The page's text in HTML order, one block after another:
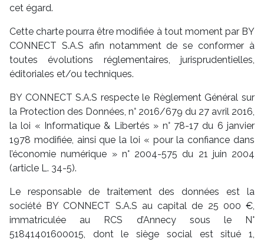
cet égard.
Cette charte pourra être modifiée à tout moment par BY
CONNECT S.A.S afin notamment de se conformer à
toutes évolutions réglementaires, jurisprudentielles,
éditoriales et/ou techniques.
BY CONNECT S.A.S respecte le Règlement Général sur
la Protection des Données, n° 2016/679 du 27 avril 2016,
la loi « Informatique & Libertés » n° 78-17 du 6 janvier
1978 modifiée, ainsi que la loi « pour la confiance dans
l’économie numérique » n° 2004-575 du 21 juin 2004
(article L. 34-5).
Le responsable de traitement des données est la
société BY CONNECT S.A.S au capital de 25 000 €,
immatriculée au RCS d’Annecy sous le N°
51841401600015, dont le siège social est situé 1,